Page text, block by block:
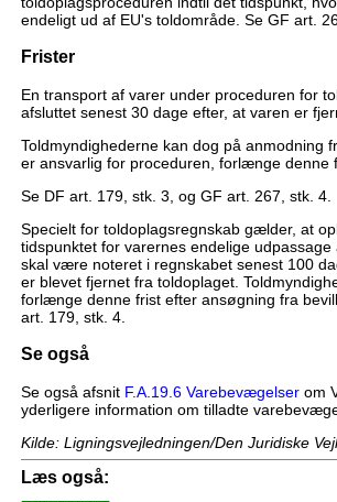
endeligt ud af EU's toldområde. Se GF art.
Frister
En transport af varer under proceduren for
afsluttet senest 30 dage efter, at varen er
Toldmyndighederne kan dog på anmodning
er ansvarlig for proceduren, forlænge denne
Se DF art. 179, stk. 3, og GF art. 267, stk. 4.
Specielt for toldoplagsregnskab gælder, at
tidspunktet for varernes endelige udpassage
skal være noteret i regnskabet senest 100
er blevet fjernet fra toldoplaget.
forlænge denne frist efter ansøgning fra
art. 179, stk. 4.
Se også
Se også afsnit F.A.19.6 Varebevægelserom
yderligere information om tilladte
Kilde: Ligningsvejledningen/Den Juridiske
Læs også: